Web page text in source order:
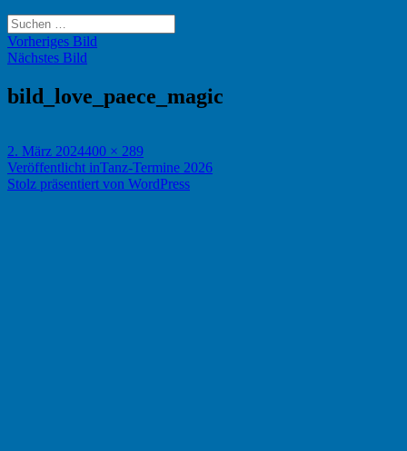
Suchen
nach:
Vorheriges Bild
Nächstes Bild
bild_love_paece_magic
Veröffentlicht
am
2. März 2024Originalgröße
400 × 289
Beitragsnavigation
Veröffentlicht inTanz-Termine 2026
Stolz präsentiert von WordPress